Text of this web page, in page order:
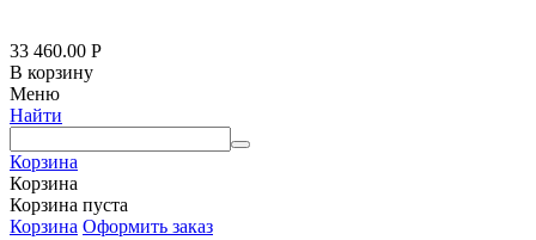
33 460.00 Р
В корзину
Меню
Найти
Корзина
Корзина
Корзина пуста
Корзина Оформить заказ